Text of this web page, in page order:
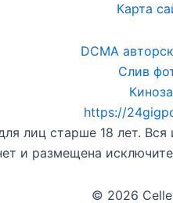
Карта
DCMA
Слив
https://
лиц старше 18 лет.
и размещена
© 2026